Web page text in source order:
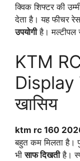
क्विक शिफ्टर की
देता है। यह फीचर
उपयोगीहै। मल्टीपल
KTM
Display
खासिय
ktm rc 160
बहुत कम मिलता है।
भीसाफ दिखतीहै।